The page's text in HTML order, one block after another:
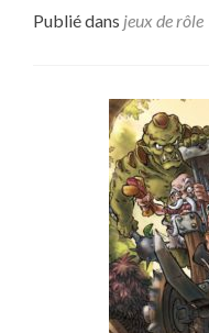
plus
:
Mémoires
d’un
ménestrel
en
herbe
–
Episode
4
Publié dans jeux de rôle